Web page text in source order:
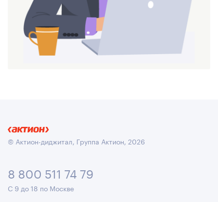
© Актион-диджитал, Группа Актион, 2026
8 800 511 74 79
С 9 до 18 по Москве